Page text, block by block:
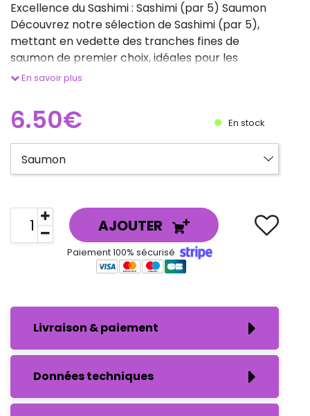
Excellence du Sashimi : Sashimi (par 5) Saumon
Découvrez notre sélection de Sashimi (par 5),
mettant en vedette des tranches fines de
saumon de premier choix, idéales pour les
amateurs de poisson cru.
pour ca
En savoir plus
6.50€ En stock
AJOUTER
Paiement 100% sécurisé
Livraison & paiement
Données techniques